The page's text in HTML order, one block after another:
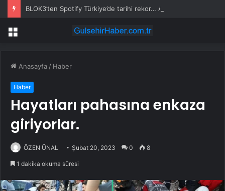
Menü
Anasayfa / Haber
Haber
Hayatları pahasına enkaza
giriyorlar.
ÖZEN ÜNAL Şubat 20, 2023 0 8
1 dakika okuma süresi